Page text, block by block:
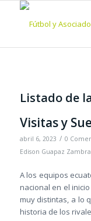
Listado de
Visitas y
abril 6, 2023 / 0
Edison Guapaz
A los equipos
nacional en el
muy distintas, a lo
historia de los